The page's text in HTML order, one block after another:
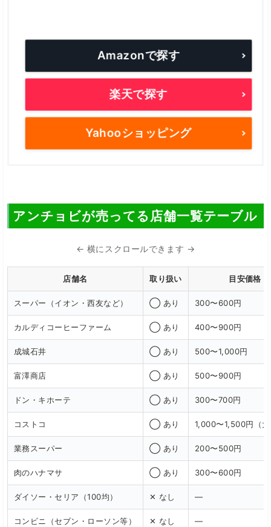
Amazonで探す
楽天で探す
Yahooショッピング
アンチョビが売ってる店舗一覧テーブル
← 横にスクロールできます →
店舗名 取り扱い 目安価格
スーパー（イオン・西友など） ◯ あり 300〜600円
カルディコーヒーファーム ◯ あり 400〜900円
成城石井 ◯ あり 500〜1,000円
富澤商店 ◯ あり 500〜900円
ドン・キホーテ ◯ あり 300〜700円
コストコ ◯ あり 1,000〜1,500円（
業務スーパー ◯ あり 200〜500円
肉のハナマサ ◯ あり 300〜600円
ダイソー・セリア（100均） ✕ なし —
コンビニ（セブン・ローソン等） ✕ なし —